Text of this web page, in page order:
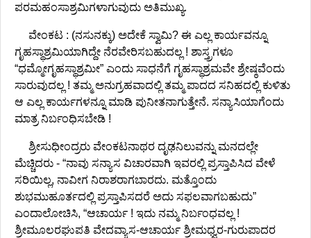
ಪರಮಹಂಸಾಶ್ರಮಿಗಳಾಗುವುದು ಅತಿಮುಖ್ಯ.
ವೇಂಕಟ : (ನಸುನಕ್ಕು) ಅದೇಕೆ ಸ್ವಾಮಿ? ಈ ಎಲ್ಲ ಕಾರ್ಯವನ್ನೂ
ಗೃಹಸ್ಥಾಶ್ರಮಿಯಾಗಿದ್ದೇ ನೆರವೇರಿಸಬಹುದಲ್ಲ ! ಶಾಸ್ತ್ರಗಳೂ
“ಧಮ್ಮೋಗೃಹಸ್ಥಾಶ್ರಮೀ” ಎಂದು ಸಾಧನೆಗೆ ಗೃಹಸ್ಥಾಶ್ರಮವೇ ಶ್ರೇಷ್ಠವೆಂದು
ಸಾರುವುದಲ್ಲ ! ತಮ್ಮ ಅನುಗ್ರಹವಾದಲ್ಲಿ ತಮ್ಮ ಪಾದದ ಸನಿಹದಲ್ಲಿ ಕುಳಿತು
ಆ ಎಲ್ಲ ಕಾರ್ಯಗಳನ್ನೂ ಮಾಡಿ ಪುನೀತನಾಗುತ್ತೇನೆ. ಸನ್ಯಾಸಿಯಾಗೆಂದು
ಮಾತ್ರ ನಿರ್ಬಂಧಿಸಬೇಡಿ !
ಶ್ರೀಸುಧೀಂದ್ರರು ವೇಂಕಟನಾಥರ ದೃಢನಿಲುವನ್ನು ಮನದಲ್ಲೇ
ಮೆಚ್ಚಿದರು - “ನಾವು ಸನ್ಯಾಸ ವಿಚಾರವಾಗಿ ಇವರಲ್ಲಿ ಪ್ರಸ್ತಾಪಿಸಿದ ವೇಳೆ
ಸರಿಯಿಲ್ಲ, ನಾವೀಗ ನಿರಾಶರಾಗಬಾರದು. ಮತ್ತೊಂದು
ಶುಭಮುಹೂರ್ತದಲ್ಲಿ ಪ್ರಸ್ತಾಪಿಸದರೆ ಅದು ಸಫಲವಾಗಬಹುದು”
ಎಂದಾಲೋಚಿಸಿ, “ಆಚಾರ್ಯ ! ಇದು ನಮ್ಮ ನಿರ್ಬಂಧವಲ್ಲ !
ಶ್ರೀಮೂಲರಘುಪತಿ ವೇದವ್ಯಾಸ-ಆಚಾರ್ಯ ಶ್ರೀಮಧ್ವರ-ಗುರುಪಾದರ